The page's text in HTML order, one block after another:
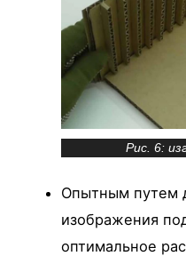
Рис. 6:
Опытным путем
изображения
оптимальное